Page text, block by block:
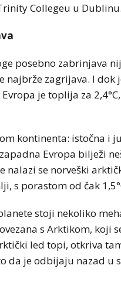
Collegeu u
posebno zabrinjava
najbrže zagrijava. I
je toplija za
kontinenta: istočna i
Evropa bilježi
nalazi se norveški
s porastom od čak
stoji nekoliko
s Arktikom, koji
led topi, otkriva
da je odbijaju nazad u